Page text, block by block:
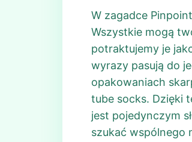
W zagadce
Wszystkie mogą
potraktujemy je
wyrazy pasują do
opakowaniach
tube socks. Dzięki
jest pojedynczym
szukać wspólnego